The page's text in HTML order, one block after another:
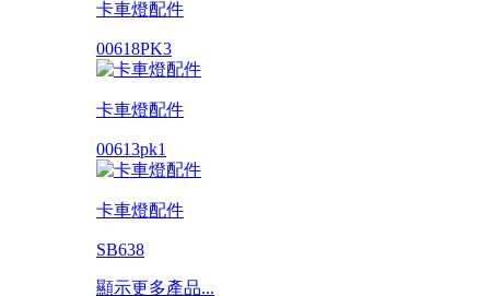
卡車燈配件
00618PK3
卡車燈配件
00613pk1
卡車燈配件
SB638
顯示更多產品...